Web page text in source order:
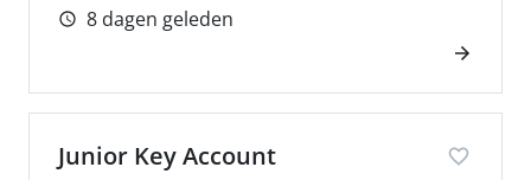
8 dagen geleden
Junior Key Account